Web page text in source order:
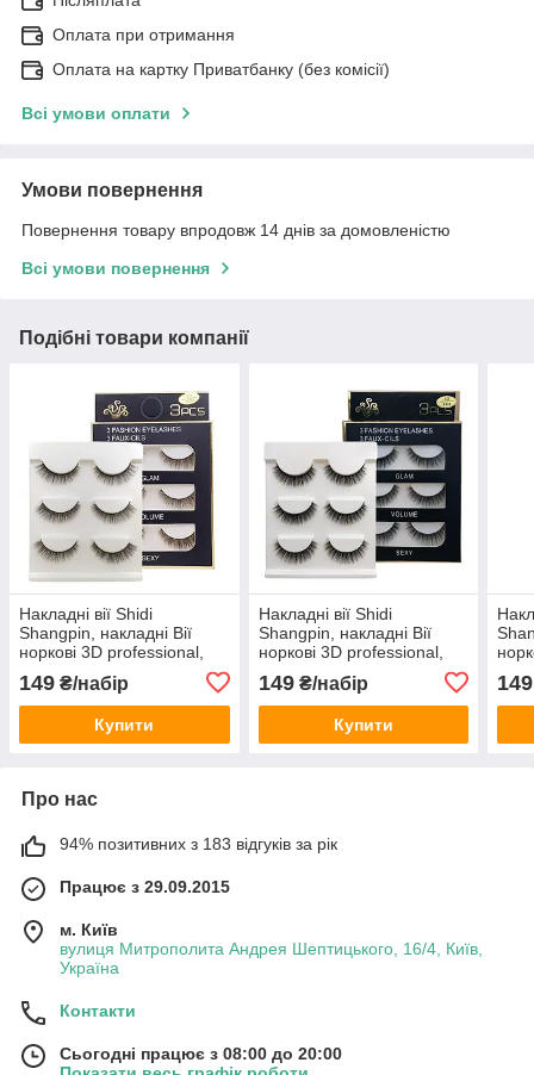
Оплата при отримання
Оплата на картку Приватбанку (без комісії)
Всі умови оплати
Умови повернення
Повернення товару впродовж 14 днів за домовленістю
Всі умови повернення
Подібні товари компанії
Накладні вії Shidi
Shangpin, накладні Вії
норкові 3D professional,
Багаторазові накладні вії
149 ₴/набір
Купити
Накладні вії Shidi
Shangpin, накладні Вії
норкові 3D professional,
Багаторазові накладні вії
149₴/набір
Купити
149
Про нас
94% позитивних з 183 відгуків за рік
Працює з 29.09.2015
м. Київ
вулиця Митрополита Андрея Шептицького, 16/4, Київ,
Україна
Контакти
Сьогодні працює з 08:00 до 20:00